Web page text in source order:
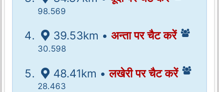
98.569
39.53km • अन्ता पर चैट करें
30.598
48.41km •लखेरी पर चैट करें
28.463